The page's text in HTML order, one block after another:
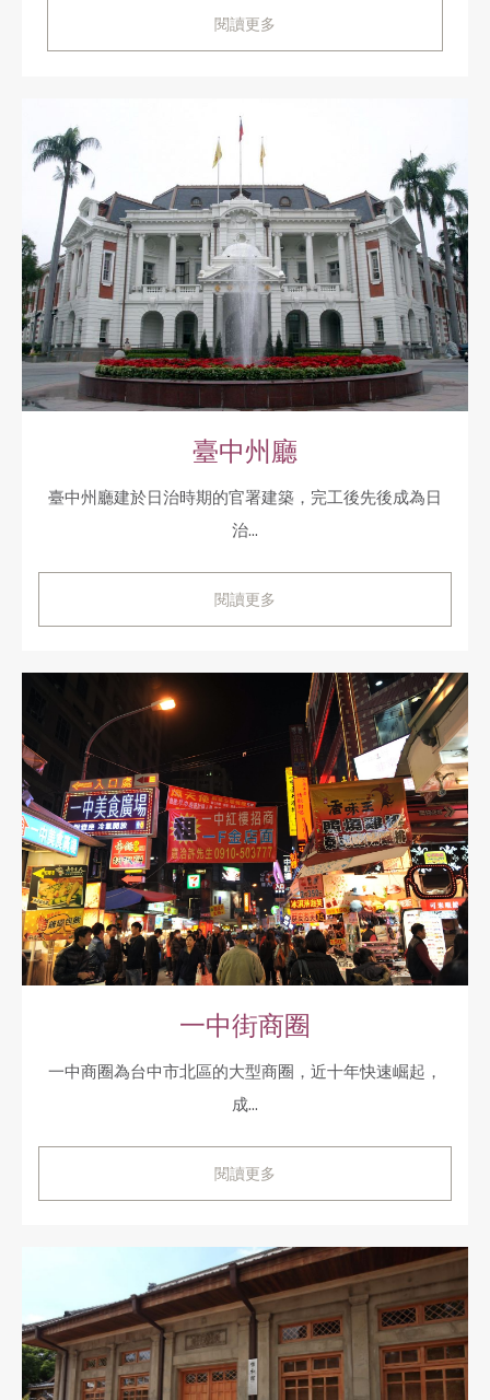
閱讀更多
臺中州廳
臺中州廳建於日治時期的官署建築，完工後先後成為日
治...
閱讀更多
一中街商圈
一中商圈為台中市北區的大型商圈，近十年快速崛起，
成...
閱讀更多